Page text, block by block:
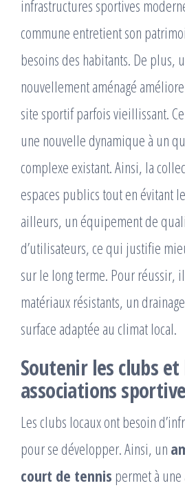
infrastructures sportives
commune entretient son
besoins des habitants. De plus,
nouvellement aménagé améliore
site sportif parfois vieillissant.
une nouvelle dynamique à un
complexe existant. Ainsi, la
espaces publics tout en évitant
ailleurs, un équipement de
d’utilisateurs, ce qui justifie
sur le long terme. Pour réussir,
matériaux résistants, un
surface adaptée au climat local.
Soutenir les clubs et
associations
Les clubs locaux ont besoin
pour se développer. Ainsi, un
court de tennis permet à